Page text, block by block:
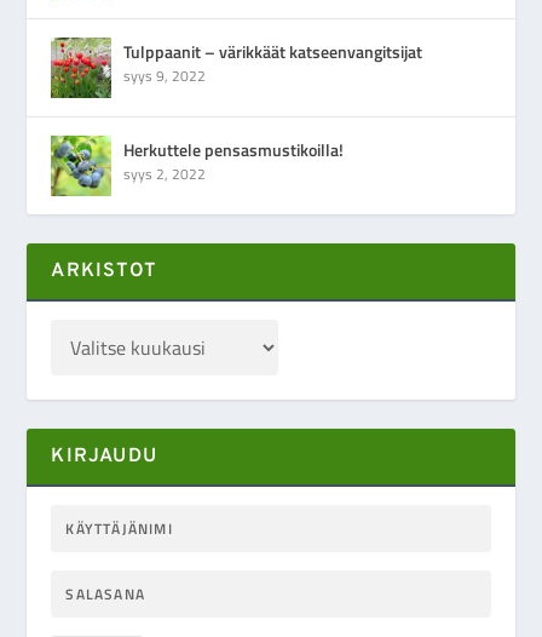
Tulppaanit – värikkäät katseenvangitsijat
syys 9, 2022
Herkuttele pensasmustikoilla!
syys 2, 2022
ARKISTOT
KIRJAUDU